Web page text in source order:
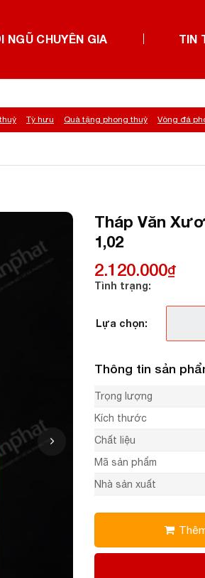
NGŨ CHUYÊN GIA TIN
Tỳ hưu Quà tặng phong thuỷ Vòng đá
Tháp Văn
1,02
2.120.000₫
Tình trạng:
Lựa chọn:
Thông tin sản
Trọng lượng
Kích thước
Chất liệu
Mã sản phẩm
Nhà sản xuất